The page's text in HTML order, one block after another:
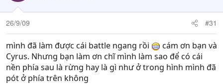
26/9/09 #31
mình đã làm được cái battle ngang rồi
cám ơn bạn và
Cyrus. Nhưng bạn làm ơn chĩ mình làm sao để có cái
nền phía sau là rừng hay là gì như ở trong hình mình đã
pót ở phía trên không